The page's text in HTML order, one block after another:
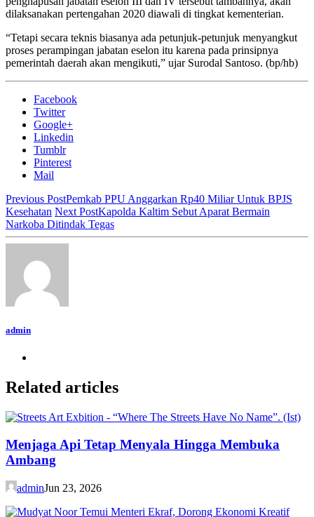
dilaksanakan pertengahan 2020 diawali di tingkat kementerian.
“Tetapi secara teknis biasanya ada petunjuk-petunjuk menyangkut
proses perampingan jabatan eselon itu karena pada prinsipnya
pemerintah daerah akan mengikuti,” ujar Surodal Santoso. (bp/hb)
Facebook
Twitter
Google+
Linkedin
Tumblr
Pinterest
Mail
Previous PostPemkab PPU Anggarkan Rp40 Miliar Untuk BPJS
Kesehatan Next PostKapolda Kaltim Sebut Aparat Bermain
Narkoba Ditindak Tegas
admin
Related articles
Menjaga Api Tetap Menyala Hingga Membuka
Ambang
adminJun 23, 2026